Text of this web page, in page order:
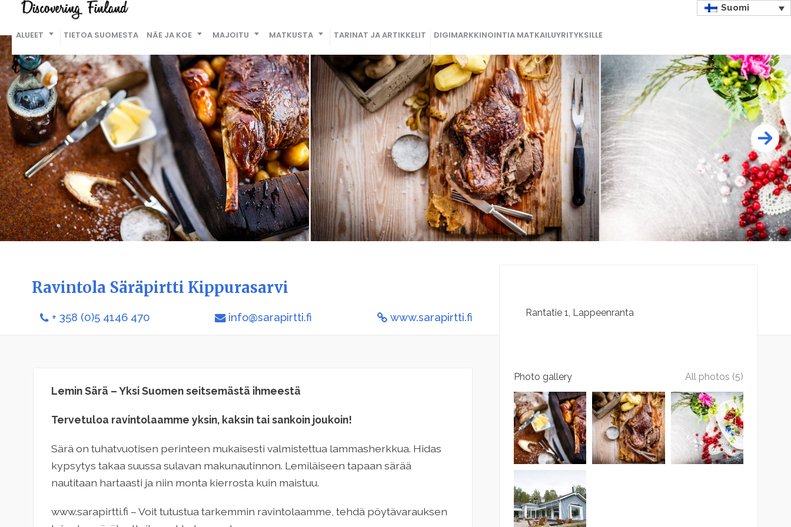
ALUEET TIETOA SUOMESTA NÄE JA KOE MAJOITU MATKUSTA TARINAT JA ARTIKKELIT DIGIMARKKINOINTIA MATKAILUYRITYKSILLE
Suomi
Ravintola Säräpirtti Kippurasarvi
+ 358 (0)5 4146 470 info@sarapirtti.fi www.sarapirtti.fi
Lemin Särä – Yksi Suomen seitsemästä ihmeestä
Tervetuloa ravintolaamme yksin, kaksin tai sankoin joukoin!
Särä on tuhatvuotisen perinteen mukaisesti valmistettua lammasherkkua. Hidas
kypsytys takaa suussa sulavan makunautinnon. Lemiläiseen tapaan särää
nautitaan hartaasti ja niin monta kierrosta kuin maistuu.
www.sarapirtti.fi – Voit tutustua tarkemmin ravintolaamme, tehdä pöytävarauksen
Rantatie 1 Lappeenranta
Photo gallery All photos (5)